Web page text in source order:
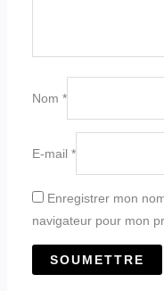
Nom *
E-mail *
Enregistrer mon
navigateur pour mon